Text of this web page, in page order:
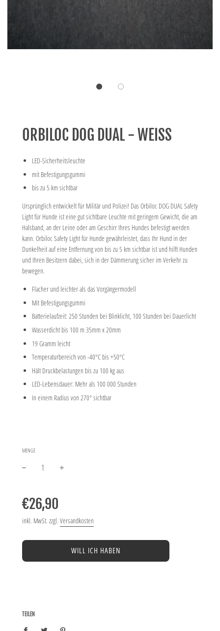
ORBILOC DOG DUAL - WEISS
LED-Sicherheitsleuchte
mit Befestigungsgummi
bis zu 5 km sichtbar
Ursprünglich entwickelt für Militär und Polizei! Das Orbiloc DOG DUAL Safety
Light für Hunde ist eine gut sichtbare Leuchte mit geringem Gewicht, die am
Halsband, an der Leine oder am Geschirr Ihres Hundes befestigt werden
kann. Orbiloc Safety Light für Hunde gewährleistet, dass Ihr Hund in der
Dunkelheit auf eine Entfernung von bis zu 5 km sichtbar ist und hilft Hunden
und Ihren Besitzern dabei, sich in der Dämmerung sicher im Verkehr zu
bewegen.
Flacher und leichter als das Vorgängermodell
Mit Befestigungsgummi
Batterielaufzeit: 250 Stunden bei Blinklicht, 100 Stunden bei Dauerlicht
Wasserdicht bis 100 m 35mm x 20mm
19 Gramm leicht
Temperaturbereich von -40°C bis +50°C
Hält Druckbelastungen bis zu 100 kg aus
LED-Lebensdauer: Mehr als 100 000 Stunden
In einem Radius von 270° sichtbar
MENGE
Preis
€26,90
inkl. MwSt. zzgl. Versandkosten
WILL ICH HABEN
TEILEN